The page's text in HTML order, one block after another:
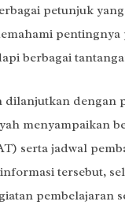
petunjuk
berbagai
dilanjutkan
menyampaikan
serta jadwal
tersebut,
pembelajaran